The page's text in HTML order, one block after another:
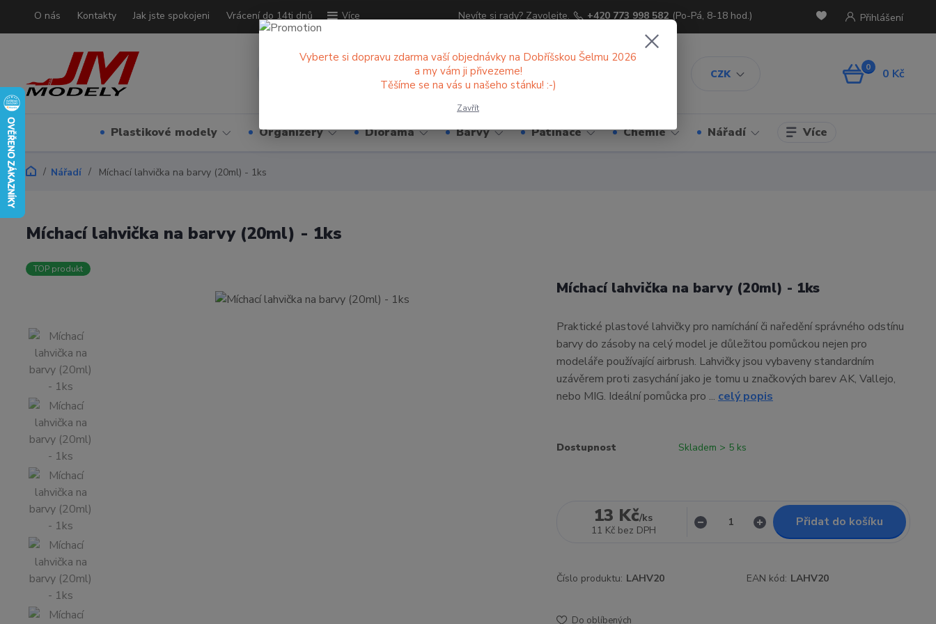
O nás Kontakty Jak jste spokojeni Vrácení do 14ti dnů Více
CZK
Přihlášení
Nevíte si rady? Zavolejte. +420 773 998 582 (Po-Pá, 8-18 hod.)
0 0 Kč
Plastikové modely Organizéry Diorama Barvy Patinace Chemie Nářadí Více
Nářadí Míchací lahvička na barvy (20ml) - 1ks
Míchací lahvička na barvy (20ml) - 1ks
TOP produkt
Míchací lahvička na barvy (20ml) - 1ks
Praktické plastové lahvičky pro namíchání či naředění správného odstínu
barvy do zásoby na celý model je důležitou pomůckou nejen pro
modeláře používající airbrush. Lahvičky jsou vybaveny standardním
uzávěrem proti zasychání jako je tomu u značkových barev AK, Vallejo,
nebo MIG. Ideální pomůcka pro ... celý popis
Dostupnost Skladem > 5 ks
13 Kč/ks
11 Kč bez DPH
Přidat do košíku
Číslo produktu: LAHV20 EAN kód: LAHV20
Do oblíbených
Vyberte si dopravu zdarma vaší objednávky na Dobříšskou Šelmu 2026
a my vám ji přivezeme!
Těšíme se na vás u našeho stánku! :-)
Zavřít